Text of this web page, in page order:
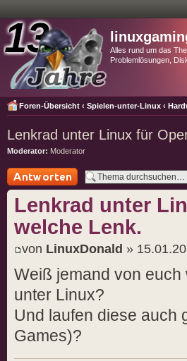
Alles rund um das
Problemlösungen,
Foren-Übersicht ‹ Spielen-unter-Linux ‹
Lenkrad unter Linux für
Moderator: Moderator
Antwort schreiben
Lenkrad unter
welche Lenk.
von LinuxDonald »
Weiß jemand von
unter Linux?
Und laufen diese auch
Games)?